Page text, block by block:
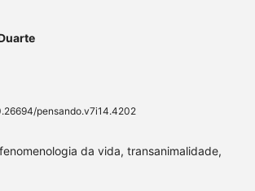
pensando.v7i14.4202
fenomenologia da vida, transanimalidade,